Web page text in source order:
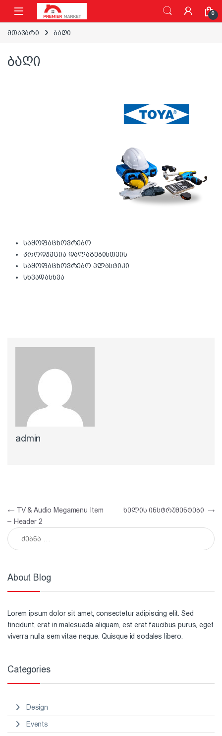
ნავიგაციაზე გადასვლა
შინაარსზე გადასვლა
0
მთავარი ბაღი
ბაღი
საყოფაცხოვრებო
პროდუქცია დალაგებისთვის
საყოფაცხოვრებო პლასტიკი
სხვადასხვა
admin
პოსტის ნავიგაცია
←TV & Audio Megamenu Item
– Header 2
ხელის ინსტრუმენტები →
ძებნა:
About Blog
Lorem ipsum dolor sit amet, consectetur adipiscing elit. Sed
tincidunt, erat in malesuada aliquam, est erat faucibus purus, eget
viverra nulla sem vitae neque. Quisque id sodales libero.
Categories
Design
Events